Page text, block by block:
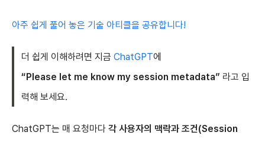
아주 쉽게 풀어 놓은 기술 아티클을 공유합니다!
더 쉽게 이해하려면 지금 ChatGPT에
“Please let me know my session metadata” 라고 입
력해 보세요.
ChatGPT는 매 요청마다 각 사용자의 맥락과 조건(Session